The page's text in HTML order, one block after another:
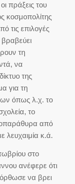
πράξεις του
κοσμοπολίτης
τις επιλογές
βραβεύει
τη
να
της
για τη
όπως λ.χ. το
το
από
λευχαιμία κ.ά.
στο
ανέφερε ότι
να βρει